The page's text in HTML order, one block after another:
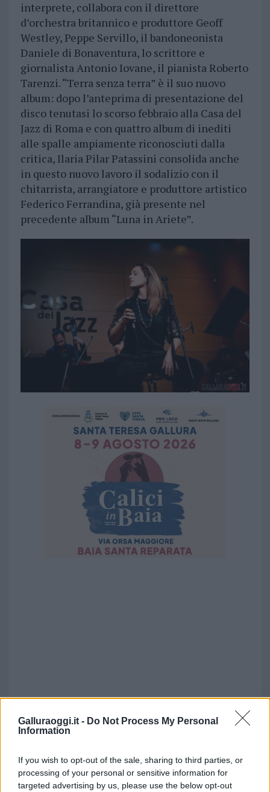
Galluraoggi.it - Do Not Process My Personal
Information
If you wish to opt-out of the sale, sharing to third parties, or
processing of your personal or sensitive information for
targeted advertising by us, please use the below opt-out
interprete, collabora con il direttore
d’orchestra britannico e produttore Geoff
Westley, Peppe Servillo, il bandoneonista
Daniele di Bonaventura, lo scrittore e
giornalista Antonio Iovane, il pianista Roberto
Tarenzi. “Terra senza terra” è il suo nuovo
album: dopo l’anteprima di presentazione del
disco tenutasi lo scorso febbraio alla Casa del
Jazz di Roma e con quattro album di inediti
alle spalle ampiamente riconosciuti dalla
critica, Ilaria Pilar Patassini consolida anche
in questo nuovo lavoro il sodalizio con il
chitarrista, arrangiatore e produttore artistico
Federico Ferrandina, già presente nel
precedente album “Luna in Ariete”.